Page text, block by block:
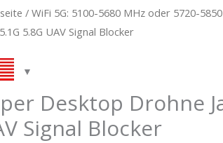
/ WiFi 5G: 5100-5680 MHz oder 5720-
5.8G UAV Signal Blocker
Desktop Drohne
Signal Blocker
Der
ursprüngliche
Der
aktuelle